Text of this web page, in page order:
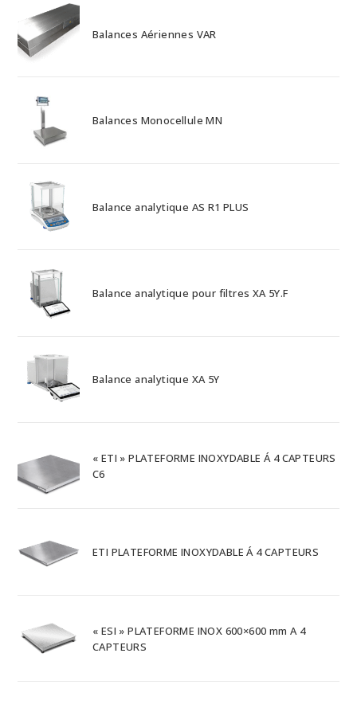
Balances Aériennes VAR
Balances Monocellule MN
Balance analytique AS R1 PLUS
Balance analytique pour filtres XA 5Y.F
Balance analytique XA 5Y
« ETI » PLATEFORME INOXYDABLE Á 4 CAPTEURS
C6
ETI PLATEFORME INOXYDABLE Á 4 CAPTEURS
« ESI » PLATEFORME INOX 600×600 mm A 4
CAPTEURS